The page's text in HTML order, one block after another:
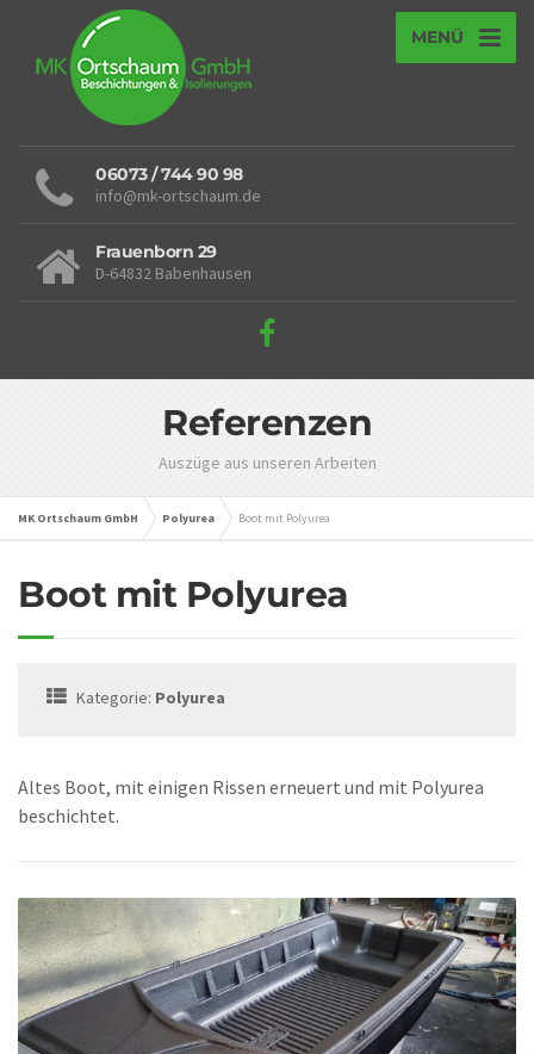
MENÜ
06073 / 744 90 98
info@mk-ortschaum.de
Frauenborn 29
D-64832 Babenhausen
Referenzen
Auszüge aus unseren Arbeiten
MK Ortschaum GmbH Polyurea Boot mit Polyurea
Boot mit Polyurea
Kategorie: Polyurea
Altes Boot, mit einigen Rissen erneuert und mit Polyurea
beschichtet.